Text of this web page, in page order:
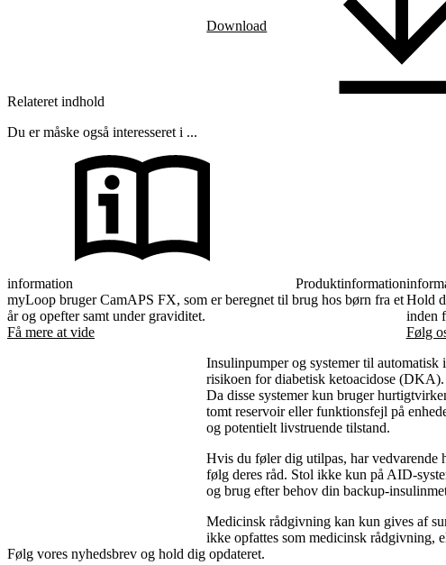
Download
Relateret indhold
Du er måske også interesseret i ...
information
Produktinformation
myLoop bruger CamAPS FX, som er beregnet til brug hos børn fra et
år og opefter samt under graviditet.
Få mere at vide
Hold
inden
Følg
Insulinpumper og systemer til
risikoen for diabetisk ketoacidose (DKA).
Da disse systemer kun bruger
tomt reservoir eller funktionsfejl på
og potentielt livstruende tilstand.
Hvis du føler dig utilpas, har vedvarende
følg deres råd. Stol ikke kun på AID-
og brug efter behov din backup-
Medicinsk rådgivning kan kun gives af
ikke opfattes som medicinsk rådgivning,
Følg vores nyhedsbrev og hold dig opdateret.